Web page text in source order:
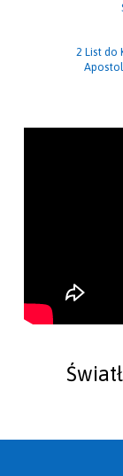
2024)
2 List do